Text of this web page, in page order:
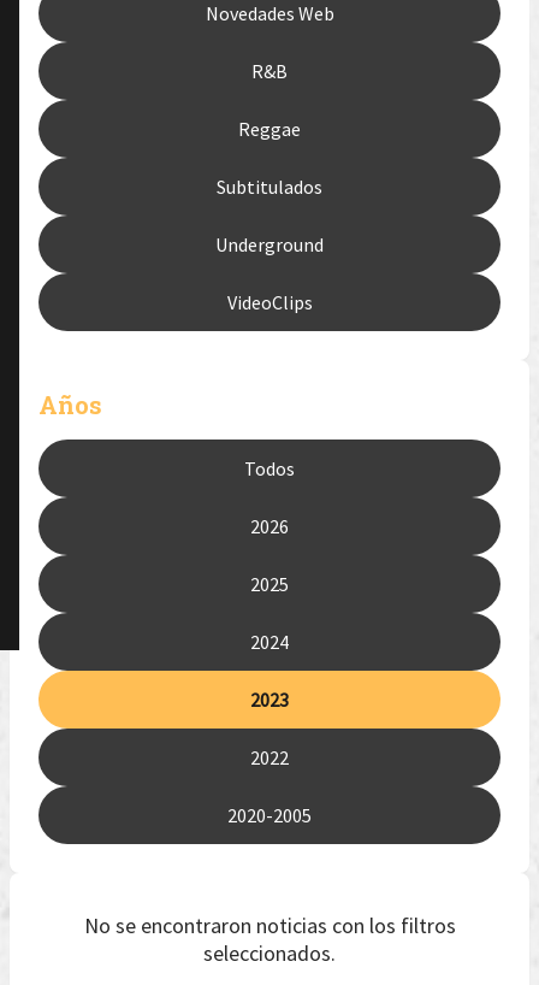
Novedades Web
R&B
Reggae
Subtitulados
Underground
VideoClips
Años
Todos
2026
2025
2024
2023
2022
2020-2005
No se encontraron noticias con los filtros
seleccionados.